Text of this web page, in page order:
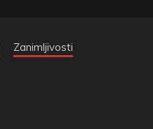
Zanimljivosti